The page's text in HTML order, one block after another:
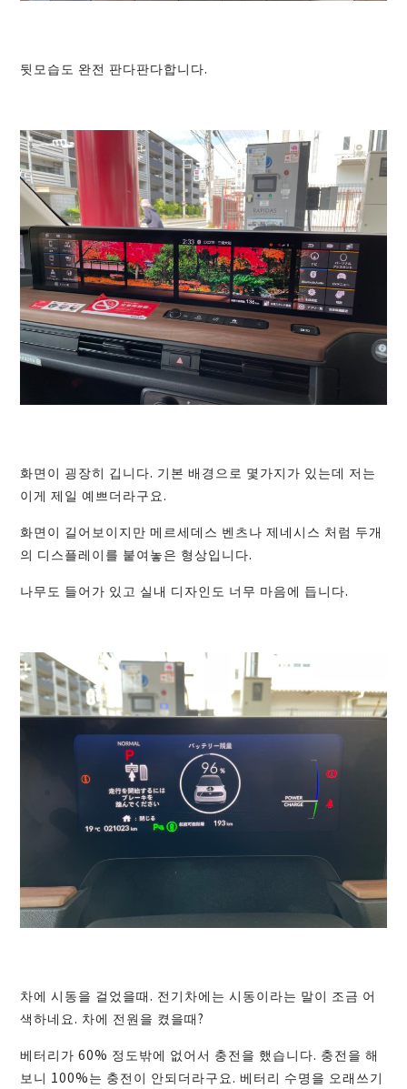
뒷모습도 완전 판다판다합니다.
화면이 굉장히 깁니다. 기본 배경으로 몇가지가 있는데 저는
이게 제일 예쁘더라구요.
화면이 길어보이지만 메르세데스 벤츠나 제네시스 처럼 두개
의 디스플레이를 붙여놓은 형상입니다.
나무도 들어가 있고 실내 디자인도 너무 마음에 듭니다.
차에 시동을 걸었을때. 전기차에는 시동이라는 말이 조금 어
색하네요. 차에 전원을 켰을때?
베터리가 60% 정도밖에 없어서 충전을 했습니다. 충전을 해
보니 100%는 충전이 안되더라구요. 베터리 수명을 오래쓰기